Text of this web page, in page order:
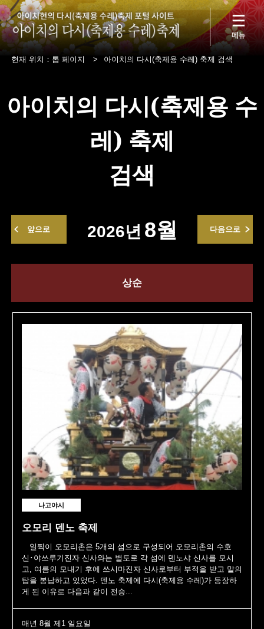
현재 위치： 톱 페이지 > 아이치의 다시(축제용 수레) 축제 검색
아이치의 다시(축제용 수
레) 축제
검색
앞으로 다음으로
2026년 8월
상순
나고야시
오모리 덴노 축제
일찍이 오모리촌은 5개의 섬으로 구성되어 오모리촌의 수호
신･야쓰루기진자 신사와는 별도로 각 섬에 덴노샤 신사를 모시
고, 여름의 모내기 후에 쓰시마진자 신사로부터 부적을 받고 말의
탑을 봉납하고 있었다. 덴노 축제에 다시(축제용 수레)가 등장하
게 된 이유로 다음과 같이 전승...
매년 8월 제1 일요일